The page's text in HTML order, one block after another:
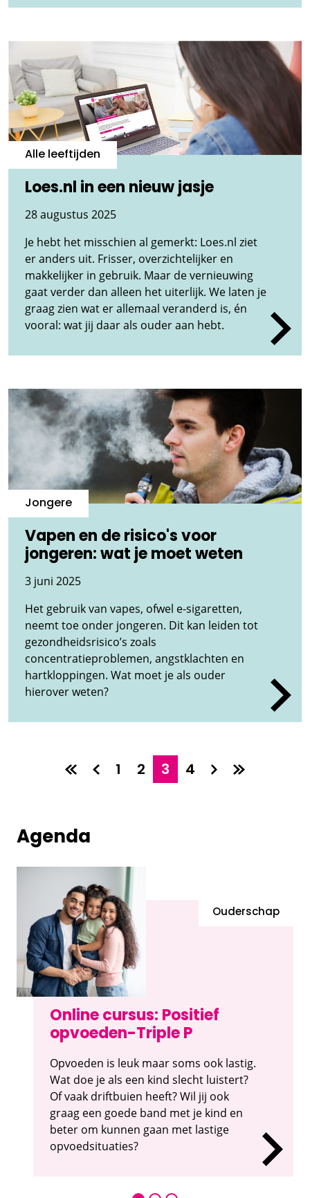
Loes.nl in een nieuw jasje
Alle leeftijden
28 augustus 2025
Je hebt het misschien al gemerkt: Loes.nl ziet
er anders uit. Frisser, overzichtelijker en
makkelijker in gebruik. Maar de vernieuwing
gaat verder dan alleen het uiterlijk. We laten je
graag zien wat er allemaal veranderd is, én
vooral: wat jij daar als ouder aan hebt.
Vapen en de risico's voor
jongeren: wat je moet weten
Jongere
3 juni 2025
Het gebruik van vapes, ofwel e-sigaretten,
neemt toe onder jongeren. Dit kan leiden tot
gezondheidsrisico’s zoals
concentratieproblemen, angstklachten en
hartkloppingen. Wat moet je als ouder
hierover weten?
1 2 3 4
Agenda
Online cursus: Positief
opvoeden-Triple P
Ouderschap
Opvoeden is leuk maar soms ook lastig.
Wat doe je als een kind slecht luistert?
Of vaak driftbuien heeft? Wil jij ook
graag een goede band met je kind en
beter om kunnen gaan met lastige
opvoedsituaties?